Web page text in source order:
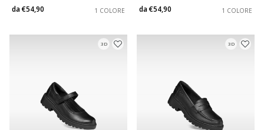
da€54,90 1 COLORE
da€54,90 1 COLORE
3D 3D